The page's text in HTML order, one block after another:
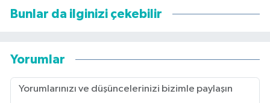
Bunlar da ilginizi çekebilir
Yorumlar